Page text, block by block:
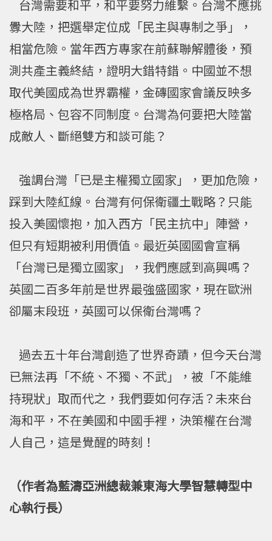
台灣需要和平，和平要努力維繫。台灣不應挑
釁大陸，把選舉定位成「民主與專制之爭」，
相當危險。當年西方專家在前蘇聯解體後，預
測共產主義終結，證明大錯特錯。中國並不想
取代美國成為世界霸權，金磚國家會議反映多
極格局、包容不同制度。台灣為何要把大陸當
成敵人、斷絕雙方和談可能？
強調台灣「已是主權獨立國家」，更加危險，
踩到大陸紅線。台灣有何保衛疆土戰略？只能
投入美國懷抱，加入西方「民主抗中」陣營，
但只有短期被利用價值。最近英國國會宣稱
「台灣已是獨立國家」，我們應感到高興嗎？
英國二百多年前是世界最強盛國家，現在歐洲
卻屬末段班，英國可以保衛台灣嗎？
過去五十年台灣創造了世界奇蹟，但今天台灣
已無法再「不統、不獨、不武」，被「不能維
持現狀」取而代之，我們要如何存活？未來台
海和平，不在美國和中國手裡，決策權在台灣
人自己，這是覺醒的時刻！
（作者為藍濤亞洲總裁兼東海大學智慧轉型中
心執行長）